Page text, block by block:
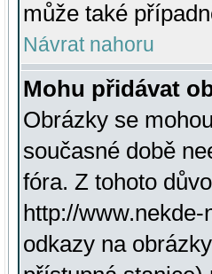
může také
Návrat nahoru
Mohu přidávat
Obrázky se
současné době
fóra. Z tohoto
http://
odkazy na